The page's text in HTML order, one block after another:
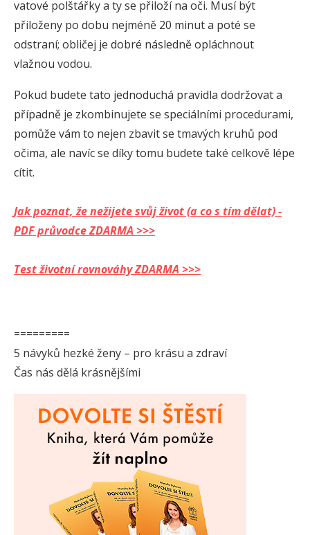
vatové polštářky a ty se přiloží na oči. Musí být
přiloženy po dobu nejméně 20 minut a poté se
odstraní; obličej je dobré následně opláchnout
vlažnou vodou.
Pokud budete tato jednoduchá pravidla dodržovat a
případně je zkombinujete se speciálními procedurami,
pomůže vám to nejen zbavit se tmavých kruhů pod
očima, ale navíc se díky tomu budete také celkově lépe
cítit.
Jak poznat, že nežijete svůj život (a co s tím dělat) -
PDF průvodce ZDARMA >>>
Test životní rovnováhy ZDARMA >>>
=========
5 návyků hezké ženy – pro krásu a zdraví
Čas nás dělá krásnějšími